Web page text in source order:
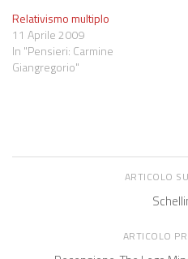
Relativismo multiplo
11 Aprile 2009
In "Pensieri: Carmine
Giangregorio"
ARTICOLO
ARTICOLO